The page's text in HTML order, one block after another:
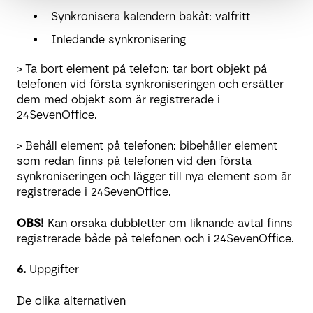
Synkronisera kalendern bakåt: valfritt
Inledande synkronisering
> Ta bort element på telefon: tar bort objekt på
telefonen vid första synkroniseringen och ersätter
dem med objekt som är registrerade i
24SevenOffice.
> Behåll element på telefonen: bibehåller element
som redan finns på telefonen vid den första
synkroniseringen och lägger till nya element som är
registrerade i 24SevenOffice.
OBS! Kan orsaka dubbletter om liknande avtal finns
registrerade både på telefonen och i 24SevenOffice.
6. Uppgifter
De olika alternativen